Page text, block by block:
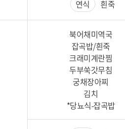
연식 흰죽
북어채미역국
잡곡밥/흰죽
크래미계란찜
두부쑥갓무침
궁채장아찌
김치
*당뇨식-잡곡밥